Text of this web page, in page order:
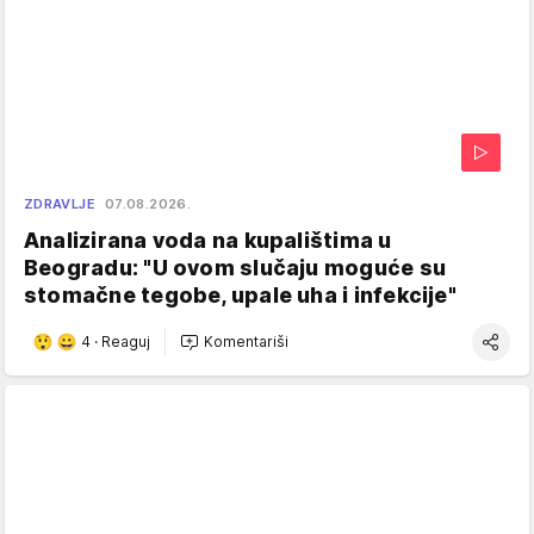
ZDRAVLJE 07.08.2026.
Analizirana voda na kupalištima u
Beogradu: "U ovom slučaju moguće su
stomačne tegobe, upale uha i infekcije"
4 · Reaguj Komentariši